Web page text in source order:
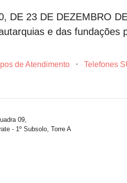
DE 23 DE DEZEMBRO
e das fundações
de Atendimento ⋅ Telefones
09,
- 1º Subsolo, Torre A